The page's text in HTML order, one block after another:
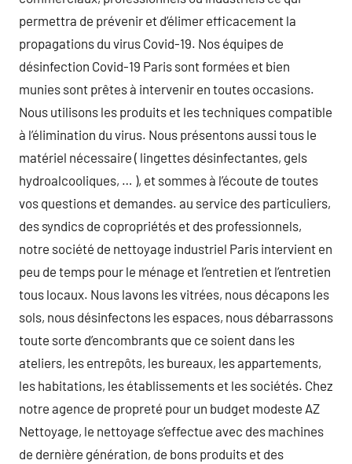
permettra de prévenir et d’élimer efficacement la
propagations du virus Covid-19. Nos équipes de
désinfection Covid-19 Paris sont formées et bien
munies sont prêtes à intervenir en toutes occasions.
Nous utilisons les produits et les techniques compatible
à l’élimination du virus. Nous présentons aussi tous le
matériel nécessaire ( lingettes désinfectantes, gels
hydroalcooliques, … ), et sommes à l’écoute de toutes
vos questions et demandes. au service des particuliers,
des syndics de copropriétés et des professionnels,
notre société de nettoyage industriel Paris intervient en
peu de temps pour le ménage et l’entretien et l’entretien
tous locaux. Nous lavons les vitrées, nous décapons les
sols, nous désinfectons les espaces, nous débarrassons
toute sorte d’encombrants que ce soient dans les
ateliers, les entrepôts, les bureaux, les appartements,
les habitations, les établissements et les sociétés. Chez
notre agence de propreté pour un budget modeste AZ
Nettoyage, le nettoyage s’effectue avec des machines
de dernière génération, de bons produits et des